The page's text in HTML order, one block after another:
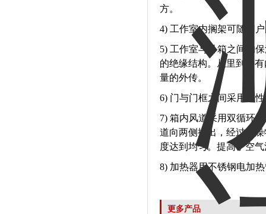
方。
4) 工作室内搁架可随用
5) 工作室与外箱之间的
的绝缘结构。从里到外
量的外传。
6) 门与门框之间采用高
7) 箱内风道采用双循环
道向两侧排出，经过干
度达到均匀。提高了空
8) 加热器用不锈钢电加
更多产品